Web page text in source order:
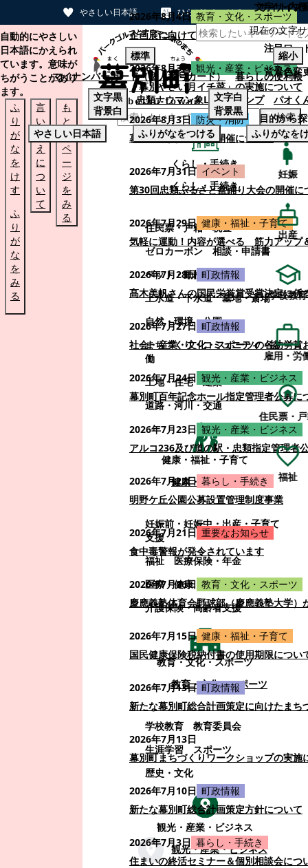
やさしい日本語 ひらがなをつける
本文へスキップする
自動的にやさしい
日本語にかえられ
ています。意味が
ちがうことがあり
ます。
ふ
り
が
な
を
け
す
ふ
り
が
な
を
み
る
言
い
替
え
に
つ
い
て
も
と
の
ペ
ー
ジ
を
み
る
検索
くらし・手続き
くらし・手続き
住民票・戸籍
税金
ゼロカーボン
相談・申請書
ペット・動植物
ごみ
上水道・下水道
墓地・斎場
自然・環境・公園
まちづくり・コミュニティ・協
働
土地・住宅・建築
道路・河川・交通
健康・福祉・子育て
健康・福祉・子育て
妊娠前・妊娠中・出産・子育て
支援
福祉
医療保険・年金
医療・健康
介護保険・高齢者支援
教育・文化・スポーツ
教育・文化・スポーツ
学校教育
教育委員会
生涯学習
スポーツ
歴史・文化
観光・産業・ビジネス
観光・産業・ビジネス
2026年8月4日 教育・文化・スポーツ
企画展に向けて：安東ウメ子さんとの思
2026年8月3日 観光・産業・ビジネス
「幕別やさい月イチ菜」の実施について
2026年8月3日 防災・消防
幕別町防災フェアの開催について
2026年7月31日 イベント
第30回忠類ふるさと盆踊り大会の開催に
2026年7月29日 健康・福祉・子育て
気軽に運動！内容が選べる 筋力アップ
2026年7月28日 町政情報
髙木美帆さんの国民栄誉賞受賞決定に係
2026年7月27日 町政情報
社会・産業・文化・スポーツの各功労
2026年7月24日 観光・産業・ビジネス
幕別町百年記念ホール指定管理者公募に
2026年7月23日 観光・産業・ビジネス
アルコ236及び道の駅・忠類指定管理者
2026年7月22日 暮らし・手続き
明野ケ丘公園公募設置管理制度事業
2026年7月21日 重要なお知らせ
食中毒警報が発令されています
2026年7月16日 教育・文化・スポーツ
慶應義塾体育会野球部（慶應義塾大学）
2026年7月15日 健康・福祉・子育て
国民健康保険税納付書の使用期限につい
2026年7月13日 町政情報
新たな幕別町総合計画策定に向けたまち
2026年7月13日
幕別町まちづくりワークショップの実施
2026年7月10日 町政情報
新たな幕別町総合計画策定方針について
2026年7月3日 暮らし・手続き
住まいの終活セミナー＆個別相談会につ
サイト内
注目ワー
マイナンバーカード（個人番号カード）
暮らしの便利帳
忠類ナウマン象LINEスタンプ
パオく
目的から
妊娠
出産
学校教育
雇用・労
住民票・
福祉
文字サイズ
現在の文字
標準
縮小
背景色変
文字黒
背景白
文字白
背景黒
やさしい日本語
ふりがなをつける ふりがなを